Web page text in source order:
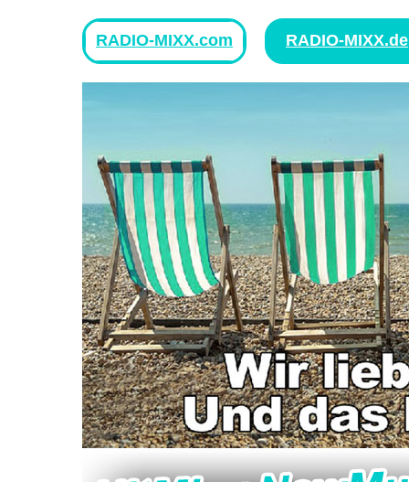
RADIO-MIXX.com RADIO-MIXX.de